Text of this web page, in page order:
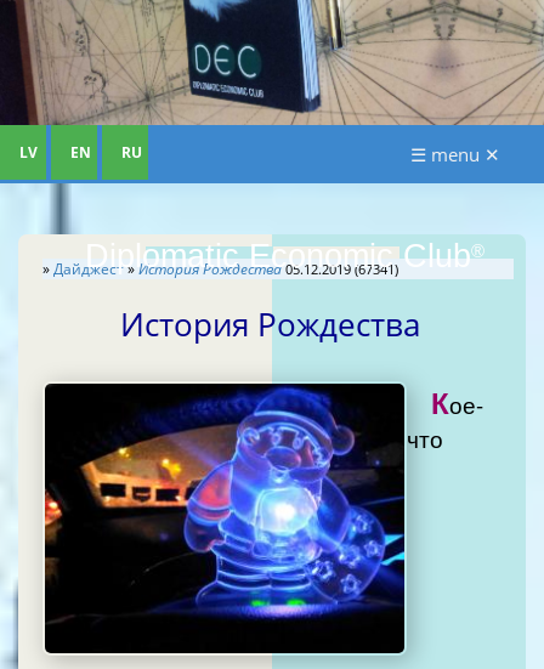
Diplomatic Economic Club®
LV EN RU ☰ menu ✕
»Дайджест»История Рождества 05.12.2019 (67341)
История Рождества
Кое-
что